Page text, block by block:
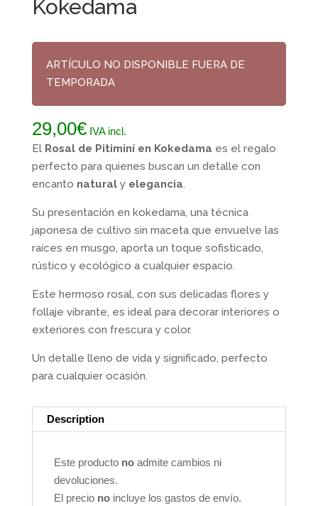
Kokedama
ARTÍCULO NO DISPONIBLE FUERA DE
TEMPORADA
29,00€ IVA incl.
El Rosal de Pitiminí en Kokedama es el regalo
perfecto para quienes buscan un detalle con
encanto naturaly elegancia.
Su presentación en kokedama, una técnica
japonesa de cultivo sin maceta que envuelve las
raíces en musgo, aporta un toque sofisticado,
rústico y ecológico a cualquier espacio.
Este hermoso rosal, con sus delicadas flores y
follaje vibrante, es ideal para decorar interiores o
exteriores con frescura y color.
Un detalle lleno de vida y significado, perfecto
para cualquier ocasión.
Description
Este producto noadmite cambios ni
devoluciones.
El precio noincluye los gastos de envío.